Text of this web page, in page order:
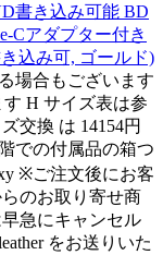
書き込み可能 BD
Cアダプター付き
込み可, ゴールド)
場合もございます
H サイズ表は参
交換 は 14154円
での付属品の箱つ
※ご注文後にお客
のお取り寄せ商
急にキャンセル
をお送りいた